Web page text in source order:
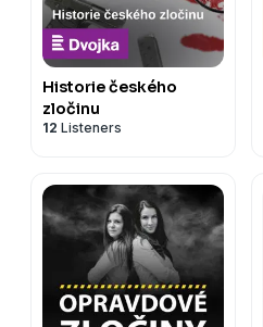
Historie českého
zločinu
12 Listeners